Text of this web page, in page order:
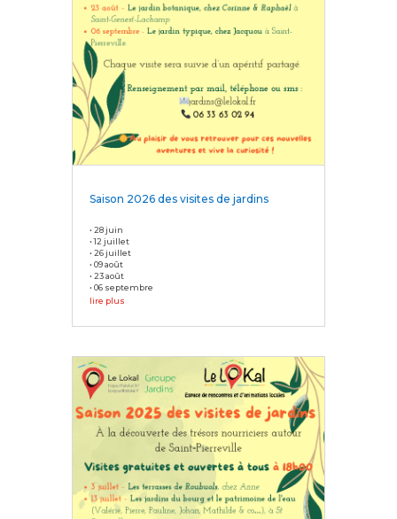
Saison 2026 des visites de jardins
• 28 juin
• 12 juillet
• 26 juillet
• 09 août
• 23 août
• 06 septembre
lire plus